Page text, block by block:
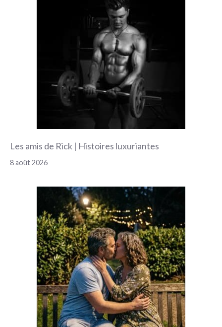
Les amis de Rick | Histoires luxuriantes
8 août 2026